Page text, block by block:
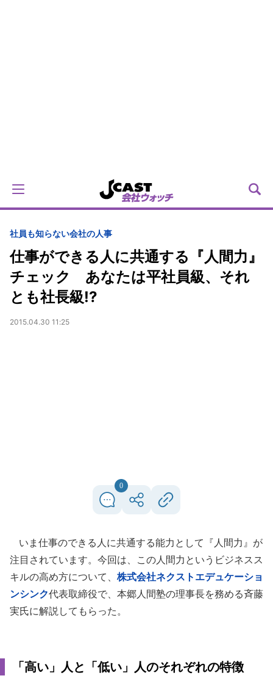
社員も知らない会社の人事
仕事ができる人に共通する『人間力』
チェック あなたは平社員級、それ
とも社長級!?
2015.04.30 11:25
0
いま仕事のできる人に共通する能力として『人間力』が
注目されています。今回は、この人間力というビジネスス
キルの高め方について、 株式会社ネクストエデュケーショ
ンシンク代表取締役で、本郷人間塾の理事長を務める斉藤
実氏に解説してもらった。
「高い」人と「低い」人のそれぞれの特徴